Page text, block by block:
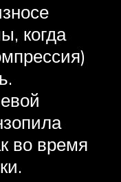
когда
во время